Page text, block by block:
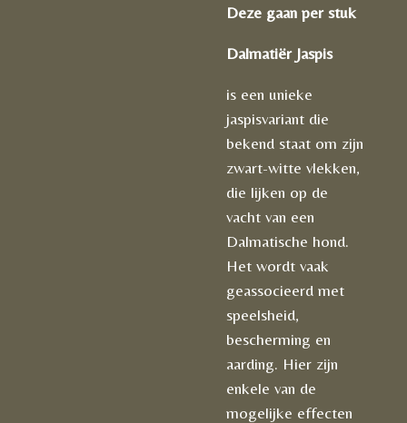
Deze gaan per stuk
Dalmatiër Jaspis
is een unieke
jaspisvariant die
bekend staat om zijn
zwart-witte vlekken,
die lijken op de
vacht van een
Dalmatische hond.
Het wordt vaak
geassocieerd met
speelsheid,
bescherming en
aarding. Hier zijn
enkele van de
mogelijke effecten